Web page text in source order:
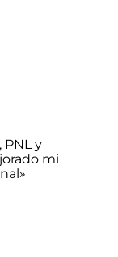
PNL y
mi